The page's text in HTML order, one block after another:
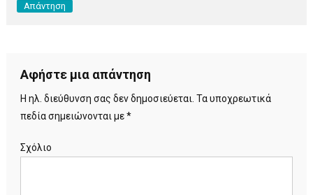
Απάντηση
Αφήστε μια απάντηση
Η ηλ. διεύθυνση σας δεν δημοσιεύεται. Τα υποχρεωτικά
πεδία σημειώνονται με*
Σχόλιο